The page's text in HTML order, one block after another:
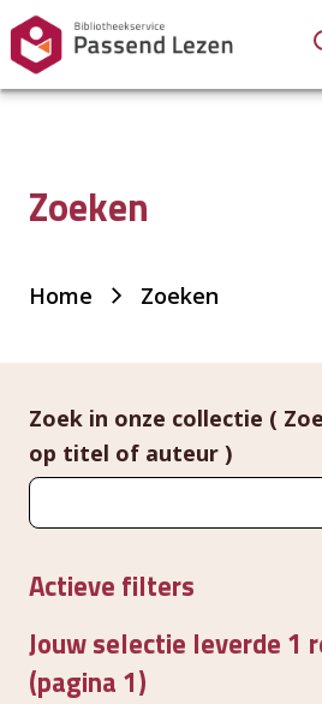
Zoeken
Je
Home Zoeken
Zoek in onze collectie (
op titel of auteur )
Actieve filters
Jouw selectie leverde 1
(pagina 1)